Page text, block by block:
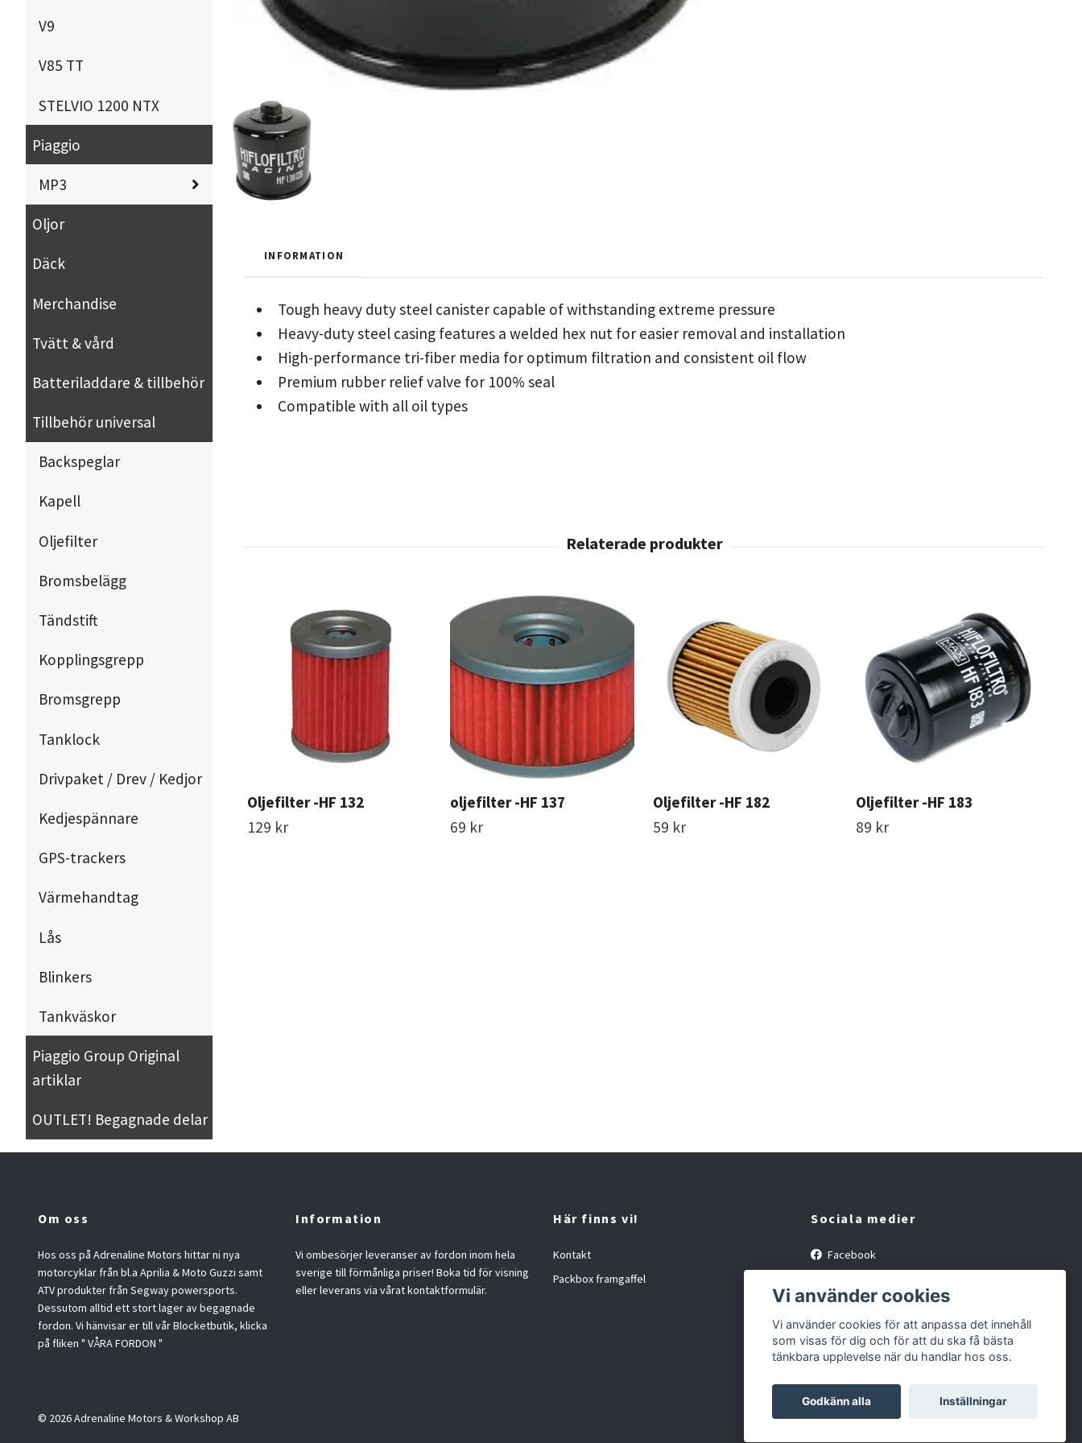
V9
V85 TT
STELVIO 1200 NTX
Piaggio
MP3
Oljor
Däck
Merchandise
Tvätt & vård
Batteriladdare & tillbehör
Tillbehör universal
Backspeglar
Kapell
Oljefilter
Bromsbelägg
Tändstift
Kopplingsgrepp
Bromsgrepp
Tanklock
Drivpaket / Drev / Kedjor
Kedjespännare
GPS-trackers
Värmehandtag
Lås
Blinkers
Tankväskor
Piaggio Group Original
artiklar
OUTLET! Begagnade delar
INFORMATION
Tough heavy duty steel canister capable of withstanding extreme pressure
Heavy-duty steel casing features a welded hex nut for easier removal and installation
High-performance tri-fiber media for optimum filtration and consistent oil flow
Premium rubber relief valve for 100% seal
Compatible with all oil types
Oljefilter -HF 132
129 kr
oljefilter -HF 137
69 kr
Oljefilter -HF 182
59 kr
Oljefilter -HF 183
89 kr
Om oss
Hos oss på Adrenaline Motors hittar ni nya
motorcyklar från bl.a Aprilia & Moto Guzzi samt
ATV produkter från Segway powersports.
Dessutom alltid ett stort lager av begagnade
fordon. Vi hänvisar er till vår Blocketbutik, klicka
på fliken " VÅRA FORDON "
Information
Vi ombesörjer leveranser av fordon inom hela
sverige till förmånliga priser! Boka tid för visning
eller leverans via vårat kontaktformulär.
Här finns vi!
Kontakt
Packbox framgaffel
Sociala medier
Facebook
© 2026 Adrenaline Motors & Workshop AB
Vi använder cookies
Vi använder cookies för att anpassa det innehåll
som visas för dig och för att du ska få bästa
tänkbara upplevelse när du handlar hos oss.
Godkänn alla Inställningar